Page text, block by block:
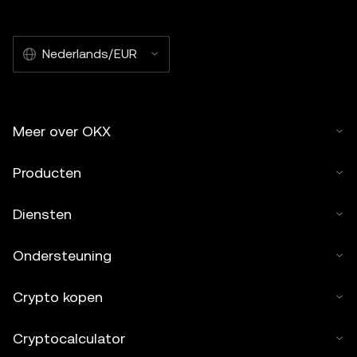
Nederlands/EUR
Meer over OKX
Producten
Diensten
Ondersteuning
Crypto kopen
Cryptocalculator